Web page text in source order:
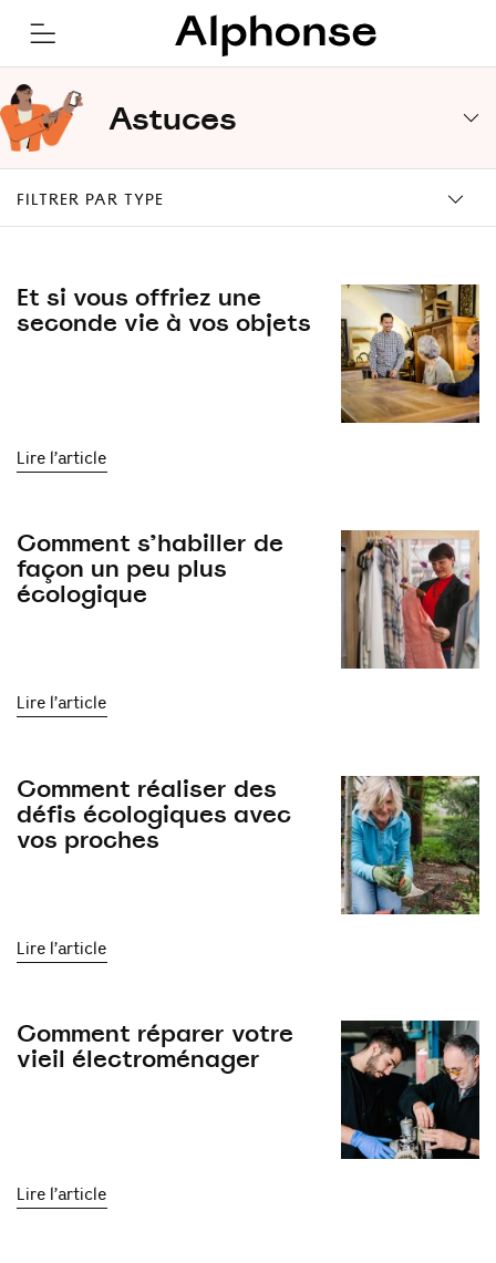
Astuces
FILTRER PAR TYPE
Et si vous offriez une
seconde vie à vos objets
Lire l’article
Comment s’habiller de
façon un peu plus
écologique
Lire l’article
Comment réaliser des
défis écologiques avec
vos proches
Lire l’article
Comment réparer votre
vieil électroménager
Lire l’article